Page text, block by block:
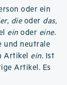
oder ein
, dieoder das,
ein oder eine.
und neutrale
Artikel ein. Ist
Artikel. Es